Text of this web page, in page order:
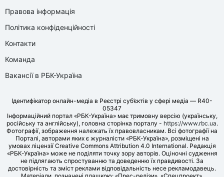
Правова інформація
Політика конфіденційності
Контакти
Команда
Вакансії в РБК-Україна
Ідентифікатор онлайн-медіа в Реєстрі суб’єктів у сфері медіа — R40-
05347
Інформаційний портал «РБК-Україна» має тримовну версію (українську,
російську та англійську), головна сторінка порталу - https://www.rbc.ua.
Фотографії, зображення належать їх правовласникам. Всі фотографії на
Порталі, авторами яких є журналісти «РБК-Україна», розміщені на
умовах ліцензії Creative Commons Attribution 4.0 International. Редакція
«РБК-Україна» може не поділяти точку зору авторів. Оціночні судження
не підлягають спростуванню та доведенню їх правдивості. За
достовірність та зміст реклами відповідальність несе рекламодавець.